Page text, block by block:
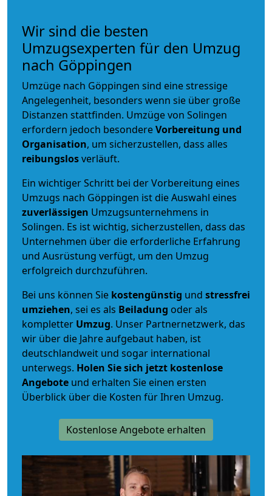
Wir sind die besten
Umzugsexperten für den Umzug
nach Göppingen
Umzüge nach Göppingen sind eine stressige
Angelegenheit, besonders wenn sie über große
Distanzen stattfinden. Umzüge von Solingen
erfordern jedoch besondereVorbereitung und
Organisation, um sicherzustellen, dass alles
reibungslosverläuft.
Ein wichtiger Schritt bei der Vorbereitung eines
Umzugs nach Göppingen ist die Auswahl eines
zuverlässigen Umzugsunternehmens in
Solingen. Es ist wichtig, sicherzustellen, dass das
Unternehmen über die erforderliche Erfahrung
und Ausrüstung verfügt, um den Umzug
erfolgreich durchzuführen.
Bei uns können Sie kostengünstig und stressfrei
umziehen, sei es als Beiladung oder als
kompletter Umzug. Unser Partnernetzwerk, das
wir über die Jahre aufgebaut haben, ist
deutschlandweit und sogar international
unterwegs. Holen Sie sich jetzt kostenlose
Angebote und erhalten Sie einen ersten
Überblick über die Kosten für Ihren Umzug.
Kostenlose Angebote erhalten